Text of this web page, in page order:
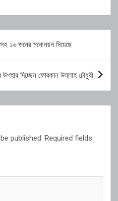
১৬ জনের মনোনয়ন দিয়েছে
উপহার দিচ্ছেন ফোরকান উল্লাহ চৌধুরী
published. Required fields